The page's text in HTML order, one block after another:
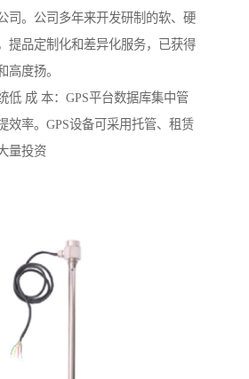
司。公司多年来开发研制的软、硬
提品定制化和差异化服务，已获得
高度扬。
低 成 本：GPS平台数据库集中管
效率。GPS设备可采用托管、租赁
量投资